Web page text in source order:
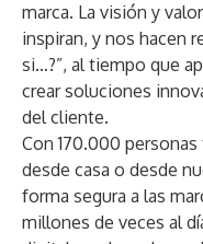
marca. La visión y
inspiran, y nos hacen
si…?”, al tiempo que
crear soluciones
del cliente.
Con 170.000
desde casa o desde
forma segura a las
millones de veces al